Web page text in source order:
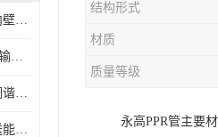
深圳永高管道批发价格 内壁光滑 抗震性能好
深圳坪山区伟星pVc管 传输损耗小 频率稳定性好
大鹏新区伟星排水管 可调谐性好 大功率 效率高
深圳永高波纹管代理 输送能力强 可以承受高温
结构形式
材质
质量等级
永高PPR管主要